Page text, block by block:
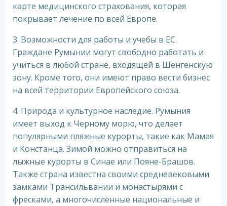
карте медицинского страхования, которая
покрывает лечение по всей Европе.
3. Возможности для работы и учебы в ЕС.
Граждане Румынии могут свободно работать и
учиться в любой стране, входящей в Шенгенскую
зону. Кроме того, они имеют право вести бизнес
на всей территории Европейского союза.
4. Природа и культурное наследие. Румыния
имеет выход к Черному морю, что делает
популярными пляжные курорты, такие как Мамая
и Констанца. Зимой можно отправиться на
лыжные курорты в Синае или Пояне-Брашов.
Также страна известна своими средневековыми
замками Трансильвании и монастырями с
фресками, а многочисленные национальные и